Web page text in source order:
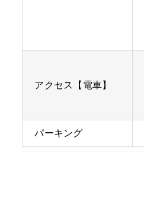
アクセス【電車】
パーキング